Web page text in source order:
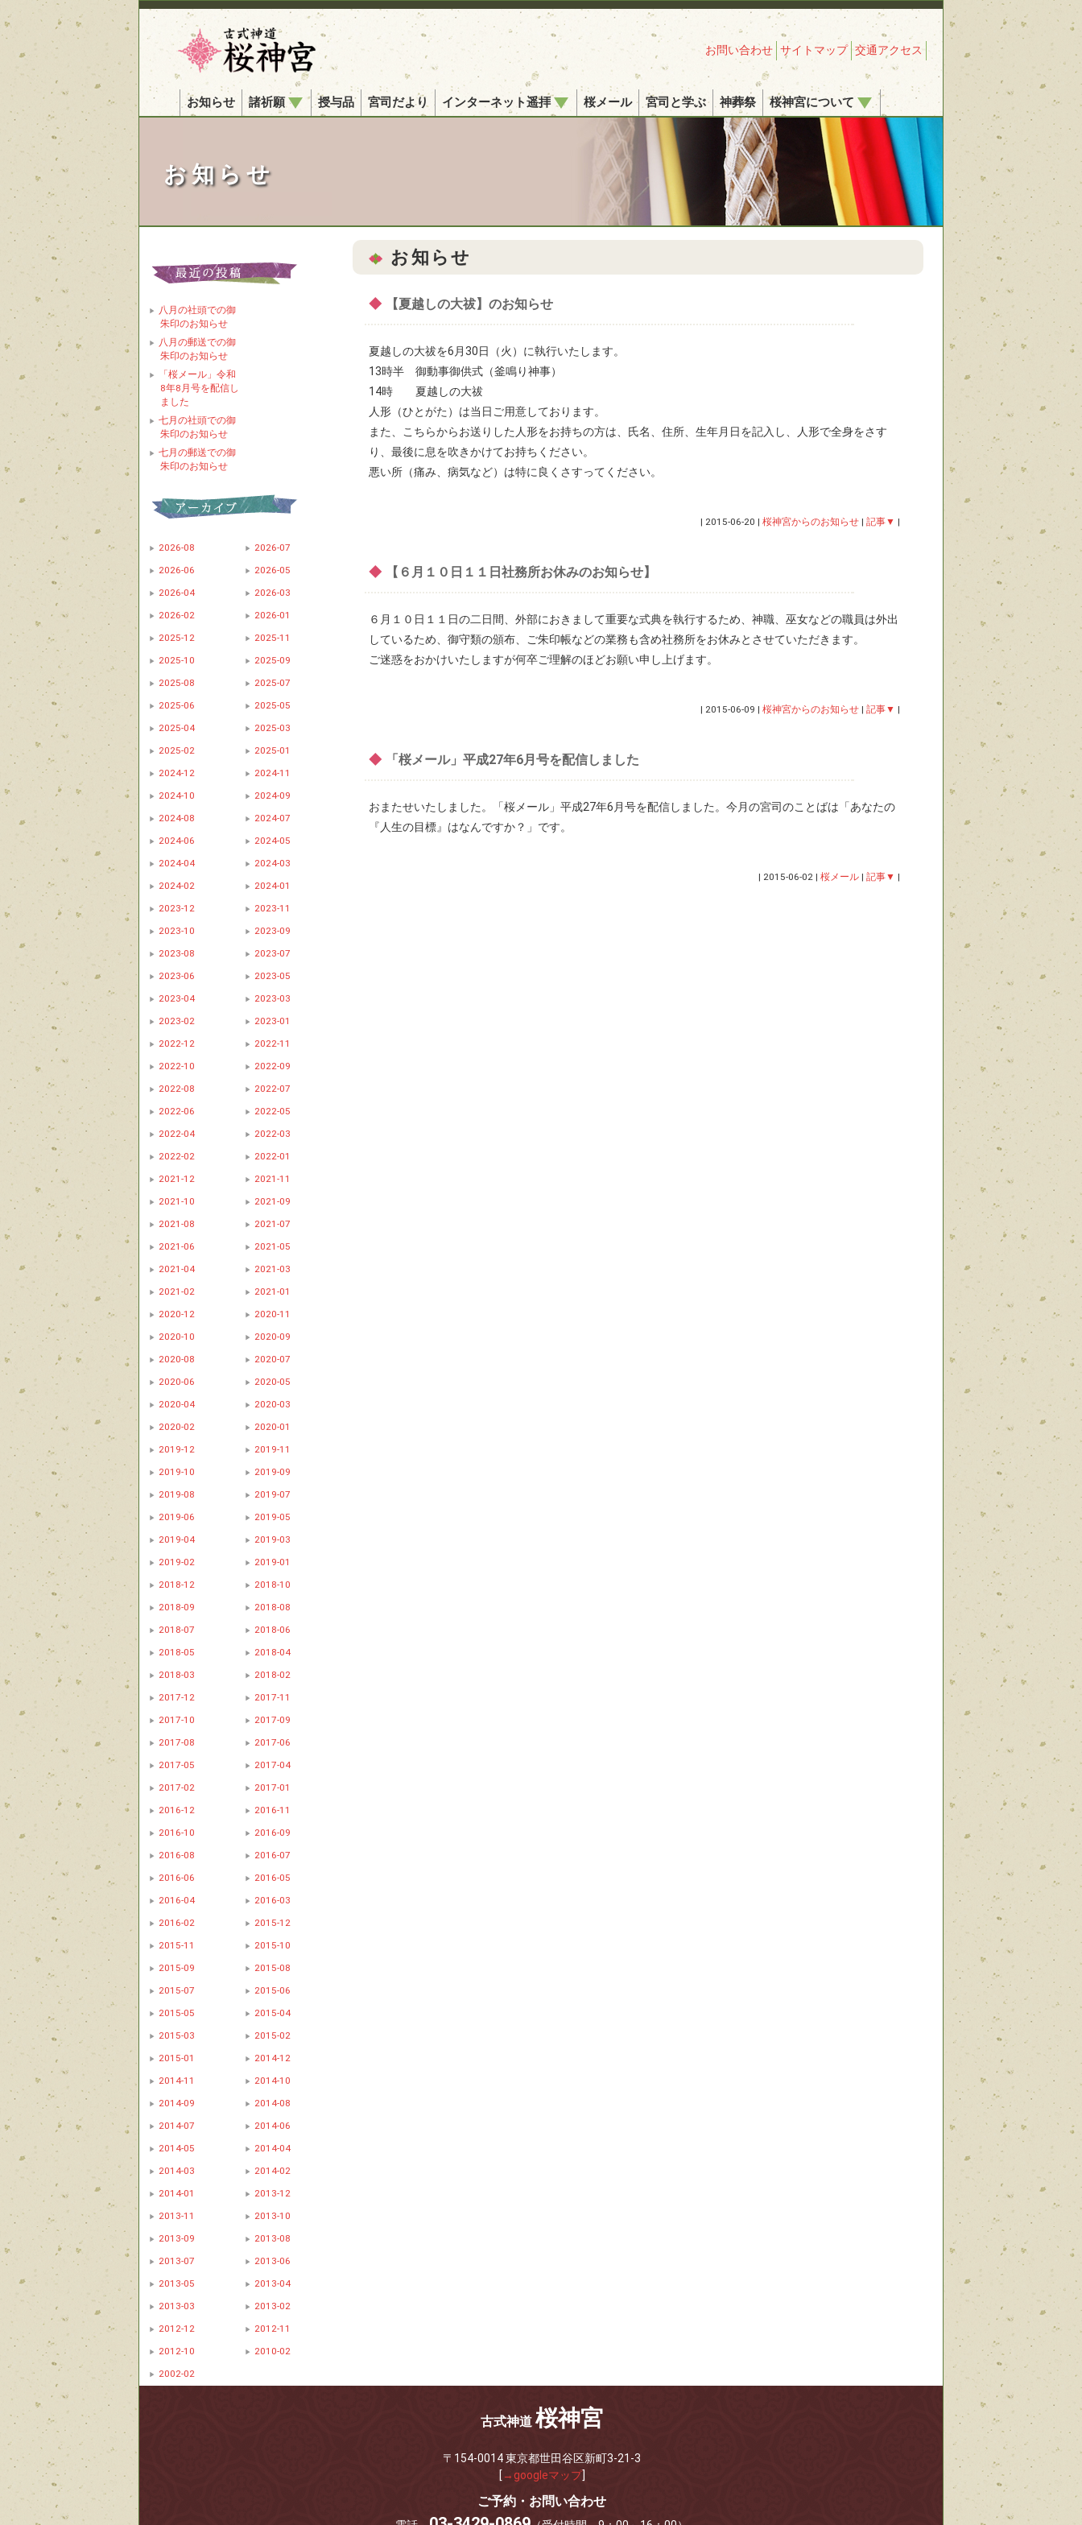
お問い合わせ サイトマップ 交通アクセス
お知らせ 諸祈願 授与品 宮司だより インターネット遥拝 桜メール 宮司と学ぶ 神葬祭 桜神宮について
お知らせ
八月の社頭での御
朱印のお知らせ
八月の郵送での御
朱印のお知らせ
「桜メール」令和
8年8月号を配信し
ました
七月の社頭での御
朱印のお知らせ
七月の郵送での御
朱印のお知らせ
2026-08
2026-07
2026-06
2026-05
2026-04
2026-03
2026-02
2026-01
2025-12
2025-11
2025-10
2025-09
2025-08
2025-07
2025-06
2025-05
2025-04
2025-03
2025-02
2025-01
2024-12
2024-11
2024-10
2024-09
2024-08
2024-07
2024-06
2024-05
2024-04
2024-03
2024-02
2024-01
2023-12
2023-11
2023-10
2023-09
2023-08
2023-07
2023-06
2023-05
2023-04
2023-03
2023-02
2023-01
2022-12
2022-11
2022-10
2022-09
2022-08
2022-07
2022-06
2022-05
2022-04
2022-03
2022-02
2022-01
2021-12
2021-11
2021-10
2021-09
2021-08
2021-07
2021-06
2021-05
2021-04
2021-03
2021-02
2021-01
2020-12
2020-11
2020-10
2020-09
2020-08
2020-07
2020-06
2020-05
2020-04
2020-03
2020-02
2020-01
2019-12
2019-11
2019-10
2019-09
2019-08
2019-07
2019-06
2019-05
2019-04
2019-03
2019-02
2019-01
2018-12
2018-10
2018-09
2018-08
2018-07
2018-06
2018-05
2018-04
2018-03
2018-02
2017-12
2017-11
2017-10
2017-09
2017-08
2017-06
2017-05
2017-04
2017-02
2017-01
2016-12
2016-11
2016-10
2016-09
2016-08
2016-07
2016-06
2016-05
2016-04
2016-03
2016-02
2015-12
2015-11
2015-10
2015-09
2015-08
2015-07
2015-06
2015-05
2015-04
2015-03
2015-02
2015-01
2014-12
2014-11
2014-10
2014-09
2014-08
2014-07
2014-06
2014-05
2014-04
2014-03
2014-02
2014-01
2013-12
2013-11
2013-10
2013-09
2013-08
2013-07
2013-06
2013-05
2013-04
2013-03
2013-02
2012-12
2012-11
2012-10
2010-02
2002-02
お知らせ
◆ 【夏越しの大祓】のお知らせ
夏越しの大祓を6月30日（火）に執行いたします。
13時半 御動事御供式（釜鳴り神事）
14時 夏越しの大祓
人形（ひとがた）は当日ご用意しております。
また、こちらからお送りした人形をお持ちの方は、氏名、住所、生年月日を記入し、人形で全身をさす
り、最後に息を吹きかけてお持ちください。
悪い所（痛み、病気など）は特に良くさすってください。
| 2015-06-20 | 桜神宮からのお知らせ| 記事▼ |
◆ 【６月１０日１１日社務所お休みのお知らせ】
６月１０日１１日の二日間、外部におきまして重要な式典を執行するため、神職、巫女などの職員は外出
しているため、御守類の頒布、ご朱印帳などの業務も含め社務所をお休みとさせていただきます。
ご迷惑をおかけいたしますが何卒ご理解のほどお願い申し上げます。
| 2015-06-09 | 桜神宮からのお知らせ| 記事▼ |
◆ 「桜メール」平成27年6月号を配信しました
おまたせいたしました。「桜メール」平成27年6月号を配信しました。今月の宮司のことばは「あなたの
『人生の目標』はなんですか？」です。
| 2015-06-02 | 桜メール| 記事▼ |
古式神道 桜神宮
〒154-0014 東京都世田谷区新町3-21-3
[ →googleマップ]
ご予約・お問い合わせ